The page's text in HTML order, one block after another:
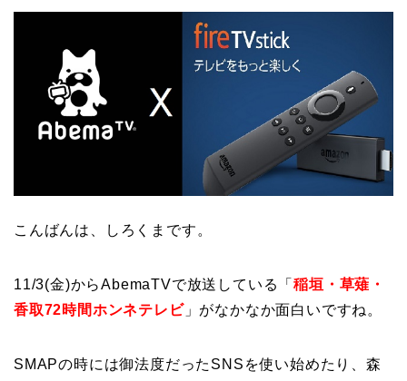
こんばんは、しろくまです。
11/3(金)からAbemaTVで放送している「稲垣・草薙・
香取72時間ホンネテレビ」がなかなか面白いですね。
SMAPの時には御法度だったSNSを使い始めたり、森